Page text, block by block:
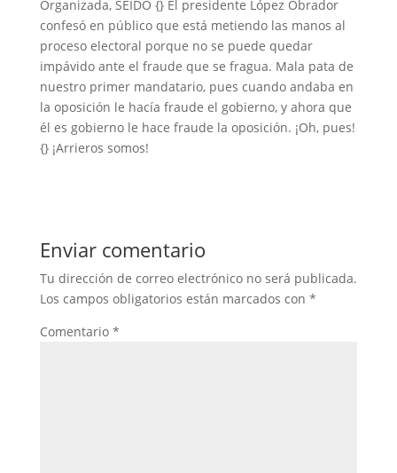
Organizada, SEIDO {} El presidente López Obrador
confesó en público que está metiendo las manos al
proceso electoral porque no se puede quedar
impávido ante el fraude que se fragua. Mala pata de
nuestro primer mandatario, pues cuando andaba en
la oposición le hacía fraude el gobierno, y ahora que
él es gobierno le hace fraude la oposición. ¡Oh, pues!
{} ¡Arrieros somos!
Enviar comentario
Tu dirección de correo electrónico no será publicada.
Los campos obligatorios están marcados con *
Comentario *